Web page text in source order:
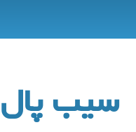
سیب پال